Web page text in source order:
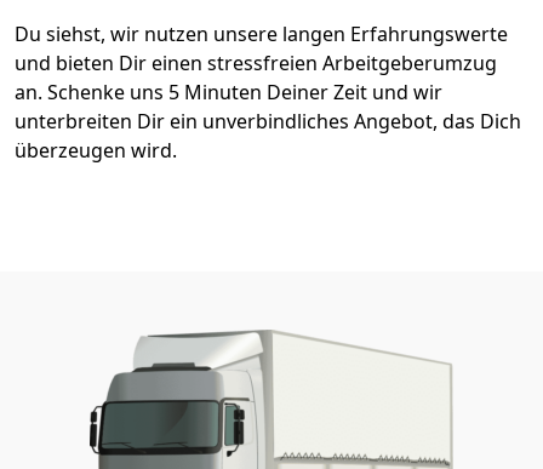
Du siehst, wir nutzen unsere langen Erfahrungswerte
und bieten Dir einen stressfreien Arbeitgeberumzug
an. Schenke uns 5 Minuten Deiner Zeit und wir
unterbreiten Dir ein unverbindliches Angebot, das Dich
überzeugen wird.